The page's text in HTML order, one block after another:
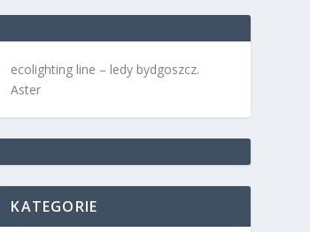
ecolighting line – ledy bydgoszcz.
Aster
KATEGORIE